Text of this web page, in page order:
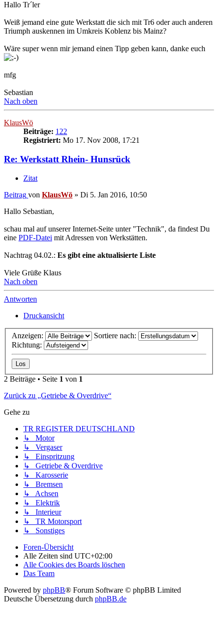
Hallo Tr´ler
Weiß jemand eine gute Werkstatt die sich mit Tr6 oder auch anderen
Triumph auskennen im Umkreis Koblenz bis Mainz?
Wäre super wenn mir jemand einen Tipp geben kann, danke euch
mfg
Sebastian
Nach oben
KlausWö
Beiträge: 122
Registriert: Mo 17. Nov 2008, 17:21
Re: Werkstatt Rhein- Hunsrück
Zitat
Beitrag von KlausWö » Di 5. Jan 2016, 10:50
Hallo Sebastian,
schau mal auf unserer Internet-Seite unter "Technik", da findest Du
eine PDF-Datei mit Adressen von Werkstätten.
Nachtrag 04.02.: Es gibt eine aktualisierte Liste
Viele Grüße Klaus
Nach oben
Antworten
Druckansicht
Anzeigen:
Sortiere nach:
Richtung:
2 Beiträge • Seite 1 von 1
Zurück zu „Getriebe & Overdrive“
Gehe zu
TR REGISTER DEUTSCHLAND
↳ Motor
↳ Vergaser
↳ Einspritzung
↳ Getriebe & Overdrive
↳ Karosserie
↳ Bremsen
↳ Achsen
↳ Elektrik
↳ Interieur
↳ TR Motorsport
↳ Sonstiges
Foren-Übersicht
Alle Zeiten sind UTC+02:00
Alle Cookies des Boards löschen
Das Team
Powered by phpBB® Forum Software © phpBB Limited
Deutsche Übersetzung durch phpBB.de